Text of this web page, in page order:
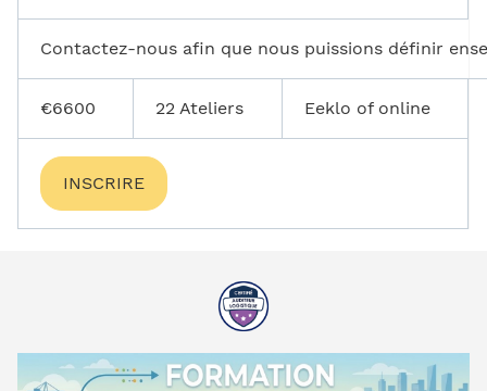
Contactez-nous afin que nous puissions définir
€6600 22 Ateliers Eeklo of online
INSCRIRE